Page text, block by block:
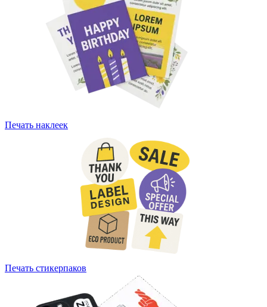
Печать наклеек
Печать стикерпаков